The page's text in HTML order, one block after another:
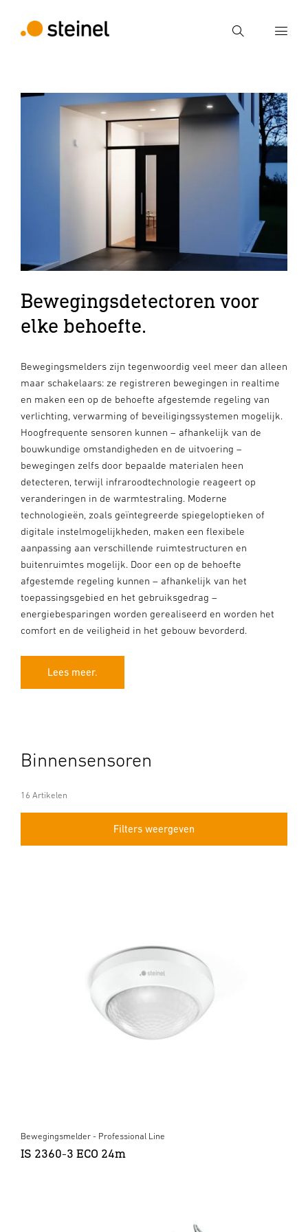
Zoek
Zoek
Voer een zoekterm in
Bewegingsdetectoren voor
elke behoefte.
Bewegingsmelders zijn tegenwoordig veel meer dan alleen
maar schakelaars: ze registreren bewegingen in realtime
en maken een op de behoefte afgestemde regeling van
verlichting, verwarming of beveiligingssystemen mogelijk.
Hoogfrequente sensoren kunnen – afhankelijk van de
bouwkundige omstandigheden en de uitvoering –
bewegingen zelfs door bepaalde materialen heen
detecteren, terwijl infraroodtechnologie reageert op
veranderingen in de warmtestraling. Moderne
technologieën, zoals geïntegreerde spiegeloptieken of
digitale instelmogelijkheden, maken een flexibele
aanpassing aan verschillende ruimtestructuren en
buitenruimtes mogelijk. Door een op de behoefte
afgestemde regeling kunnen – afhankelijk van het
toepassingsgebied en het gebruiksgedrag –
energiebesparingen worden gerealiseerd en worden het
comfort en de veiligheid in het gebouw bevorderd.
Lees meer.
Binnensensoren
16 Artikelen
Filters weergeven
Bewegingsmelder - Professional Line
IS 2360-3 ECO 24m